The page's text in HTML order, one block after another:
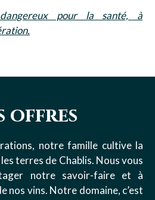
dangereux pour la santé, à
offres
notre famille cultive la
terres de Chablis. Nous vous
notre savoir-faire et à
nos vins. Notre domaine, c’est